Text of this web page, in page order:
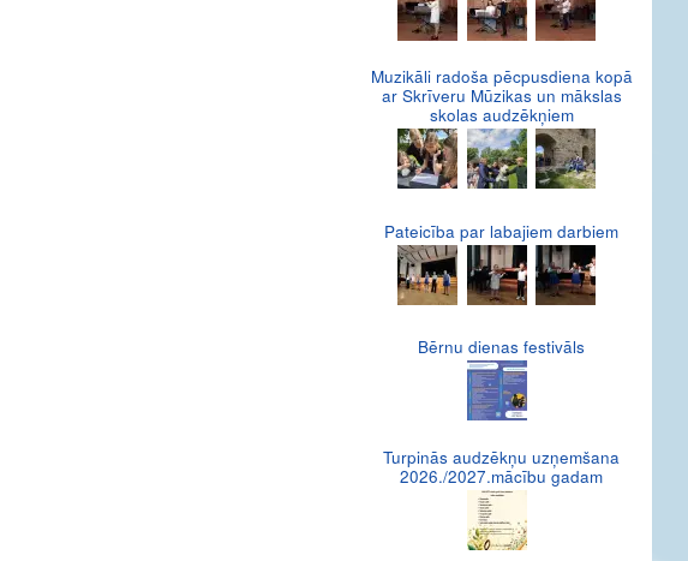
Muzikāli radoša pēcpusdiena kopā
ar Skrīveru Mūzikas un mākslas
skolas audzēkņiem
Pateicība par labajiem darbiem
Bērnu dienas festivāls
Turpinās audzēkņu uzņemšana
2026./2027.mācību gadam